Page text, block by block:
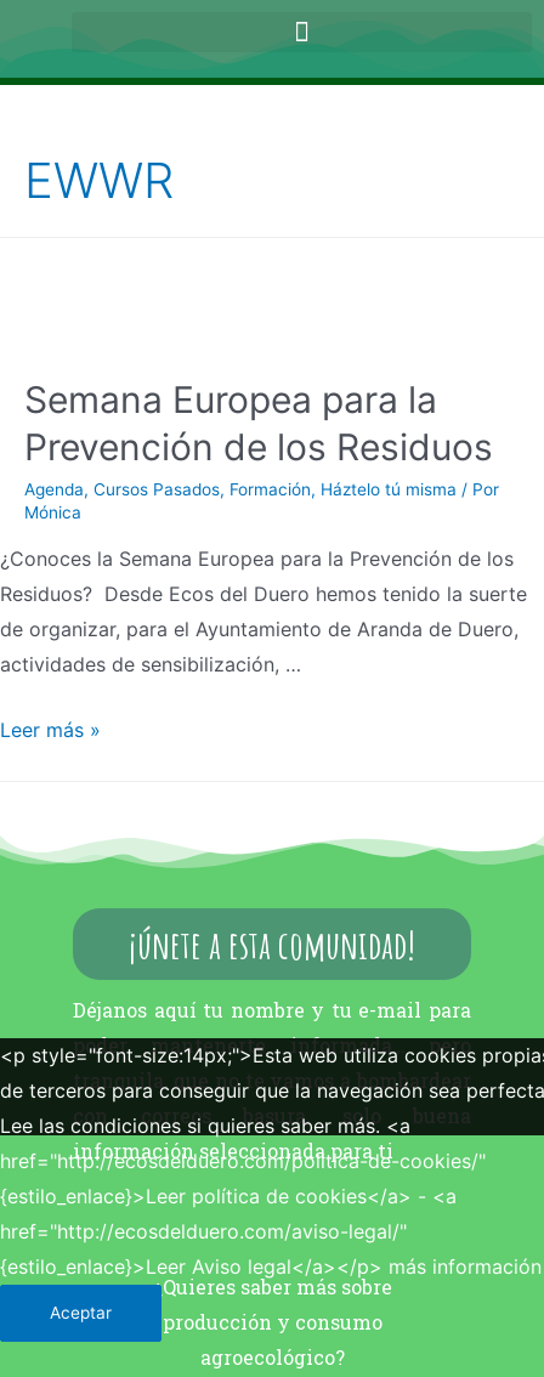
EWWR
Semana Europea para la
Prevención de los Residuos
Agenda, Cursos Pasados, Formación, Háztelo tú misma / Por
Mónica
¿Conoces la Semana Europea para la Prevención de los
Residuos? Desde Ecos del Duero hemos tenido la suerte
de organizar, para el Ayuntamiento de Aranda de Duero,
actividades de sensibilización, …
Leer más »
¡únete a esta comunidad!
Déjanos aquí tu nombre y tu e-mail para
poder mantenerte informada… pero
tranquila, que no te vamos a bombardear
con correos basura, solo buena
información seleccionada para ti
¿Quieres saber más sobre
producción y consumo
agroecológico?
<p style="font-size:14px;">Esta web utiliza cookies
de terceros para conseguir que la navegación sea
Lee las condiciones si quieres saber más. <a
href="http://ecosdelduero.com/politica-de-cookies/"
{estilo_enlace}>Leer política de cookies</a> - <a
href="http://ecosdelduero.com/aviso-legal/"
{estilo_enlace}>Leer Aviso legal</a></p> más información
Aceptar